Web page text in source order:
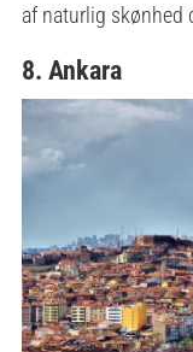
af naturlig skønhed
8. Ankara